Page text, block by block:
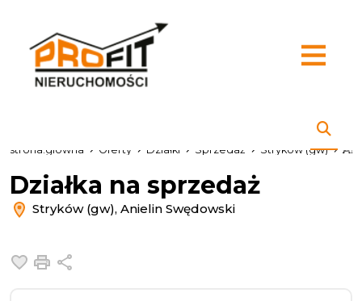
strona.glowna Oferty Działki Sprzedaż Stryków (gw)
Działka na sprzedaż
Stryków (gw), Anielin Swędowski
Dodaj do ulubionych
Drukuj